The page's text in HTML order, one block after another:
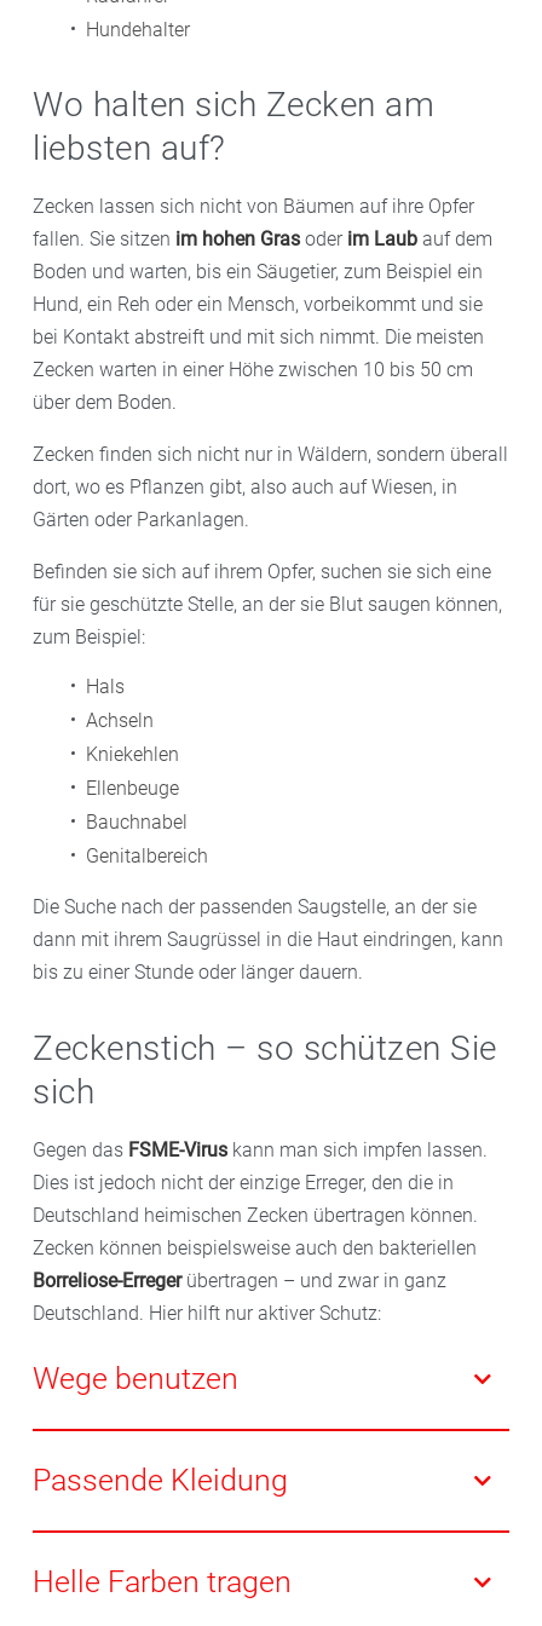
Hundehalter
Wo halten sich Zecken am
liebsten auf?
Zecken lassen sich nicht von Bäumen auf ihre Opfer
fallen. Sie sitzen im hohen Gras oder im Laub auf dem
Boden und warten, bis ein Säugetier, zum Beispiel ein
Hund, ein Reh oder ein Mensch, vorbeikommt und sie
bei Kontakt abstreift und mit sich nimmt. Die meisten
Zecken warten in einer Höhe zwischen 10 bis 50 cm
über dem Boden.
Zecken finden sich nicht nur in Wäldern, sondern überall
dort, wo es Pflanzen gibt, also auch auf Wiesen, in
Gärten oder Parkanlagen.
Befinden sie sich auf ihrem Opfer, suchen sie sich eine
für sie geschützte Stelle, an der sie Blut saugen können,
zum Beispiel:
Hals
Achseln
Kniekehlen
Ellenbeuge
Bauchnabel
Genitalbereich
Die Suche nach der passenden Saugstelle, an der sie
dann mit ihrem Saugrüssel in die Haut eindringen, kann
bis zu einer Stunde oder länger dauern.
Zeckenstich – so schützen Sie
sich
Gegen das FSME-Virus kann man sich impfen lassen.
Dies ist jedoch nicht der einzige Erreger, den die in
Deutschland heimischen Zecken übertragen können.
Zecken können beispielsweise auch den bakteriellen
Borreliose-Erregerübertragen – und zwar in ganz
Deutschland. Hier hilft nur aktiver Schutz:
Wege benutzen
Meiden Sie hohes Gras und die Vegetation am
Wegesrand. Hier sitzen die Zecken und warten darauf,
dass man sie im Vorbeigehen abstreift.
Passende Kleidung
Tragen Sie Oberbekleidung mit langen Ärmeln und
lange Hosen mit möglichst glatten Stoffen. So
gelangen die Zecken nicht so schnell an die Haut und
Helle Farben tragen